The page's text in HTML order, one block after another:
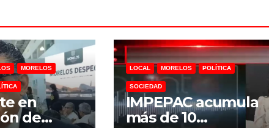
MORELOS
en
de
LOCAL MORELOS POLÍTICA
SOCIEDAD
IMPEPAC acumula
más de 10